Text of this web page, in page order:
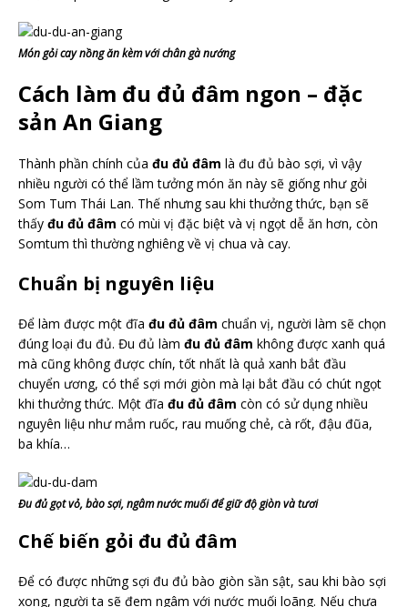
Món gỏi cay nồng ăn kèm với chân gà nướng
Cách làm đu đủ đâm ngon – đặc
sản An Giang
Thành phần chính của đu đủ đâm là đu đủ bào sợi, vì vậy
nhiều người có thể lầm tưởng món ăn này sẽ giống như gỏi
Som Tum Thái Lan. Thế nhưng sau khi thưởng thức, bạn sẽ
thấy đu đủ đâm có mùi vị đặc biệt và vị ngọt dễ ăn hơn, còn
Somtum thì thường nghiêng về vị chua và cay.
Chuẩn bị nguyên liệu
Để làm được một đĩa đu đủ đâm chuẩn vị, người làm sẽ chọn
đúng loại đu đủ. Đu đủ làm đu đủ đâm không được xanh quá
mà cũng không được chín, tốt nhất là quả xanh bắt đầu
chuyển ương, có thể sợi mới giòn mà lại bắt đầu có chút ngọt
khi thưởng thức. Một đĩa đu đủ đâm còn có sử dụng nhiều
nguyên liệu như mắm ruốc, rau muống chẻ, cà rốt, đậu đũa,
ba khía…
Đu đủ gọt vỏ, bào sợi, ngâm nước muối để giữ độ giòn và tươi
Chế biến gỏi đu đủ đâm
Để có được những sợi đu đủ bào giòn sần sật, sau khi bào sợi
xong, người ta sẽ đem ngâm với nước muối loãng. Nếu chưa